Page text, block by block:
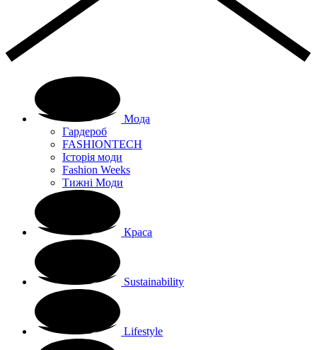
Мода
Гардероб
FASHIONTECH
Історія моди
Fashion Weeks
Тижні Моди
Краса
Sustainability
Lifestyle